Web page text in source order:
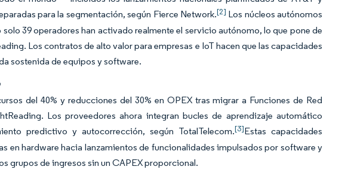
para la segmentación, según Fierce Network.[2] Los núcleos autónomos
39 operadores han activado realmente el servicio autónomo, lo que pone de
Los contratos de alto valor para empresas e IoT hacen que las capacidades
sostenida de equipos y software.
del 40% y reducciones del 30% en OPEX tras migrar a Funciones de Red
Los proveedores ahora integran bucles de aprendizaje automático
predictivo y autocorrección, según TotalTelecom.[3]Estas capacidades
en hardware hacia lanzamientos de funcionalidades impulsados por software y
grupos de ingresos sin un CAPEX proporcional.